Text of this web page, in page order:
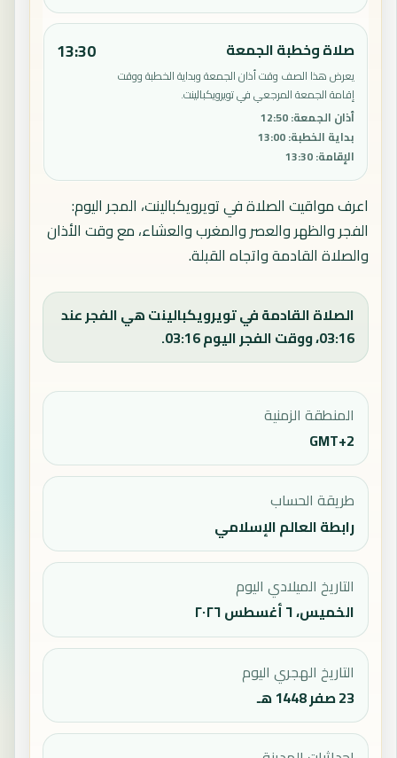
صلاة وخطبة الجمعة
يعرض هذا الصف وقت أذان الجمعة وبداية الخطبة ووقت
إقامة الجمعة المرجعي في تويرويكبالينت.
أذان الجمعة:
12:50
بداية الخطبة:
13:00
الإقامة:
13:30
13:30
اعرف مواقيت الصلاة في تويرويكبالينت، المجر اليوم:
الفجر والظهر والعصر والمغرب والعشاء، مع وقت الأذان
والصلاة القادمة واتجاه القبلة.
الصلاة القادمة في تويرويكبالينت هي الفجر عند
03:16، ووقت الفجر اليوم 03:16.
المنطقة الزمنية
GMT+2
طريقة الحساب
رابطة العالم الإسلامي
التاريخ الميلادي اليوم
الخميس، ٦ أغسطس ٢٠٢٦
التاريخ الهجري اليوم
23 صفر 1448 هـ